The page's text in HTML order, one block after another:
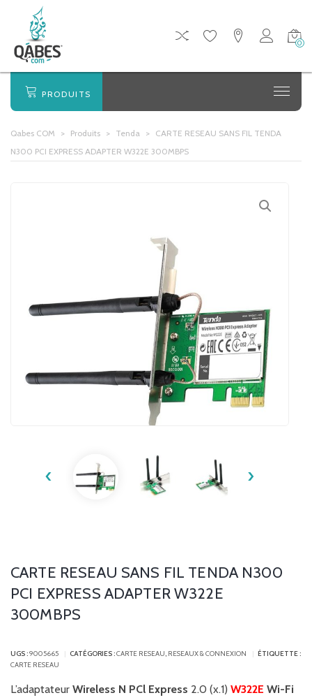
0
PRODUITS
Qabes COM > Produits > Tenda > CARTE RESEAU SANS FIL TENDA
N300 PCI EXPRESS ADAPTER W322E 300MBPS
‹ ›
CARTE RESEAU SANS FIL TENDA N300
PCI EXPRESS ADAPTER W322E
300MBPS
UGS :9005665 CATÉGORIES :CARTE RESEAU, RESEAUX & CONNEXION
ÉTIQUETTE :
CARTE RESEAU
L’adaptateur Wireless N PCl Express 2.0 (x.1) W322E Wi-Fi